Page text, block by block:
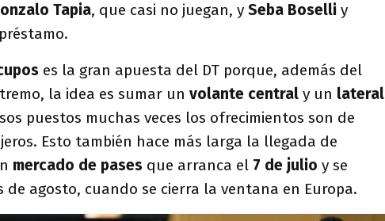
Tapia, que casi no juegan, y Seba Boselli y
es la gran apuesta del DT porque, además del
la idea es sumar un volante central y un lateral
puestos muchas veces los ofrecimientos son de
Esto también hace más larga la llegada de
mercado de pases que arranca el 7 de julio y se
de agosto, cuando se cierra la ventana en Europa.